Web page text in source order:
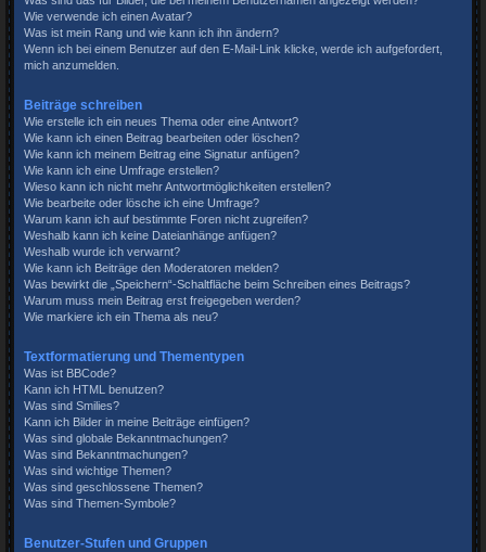
Wie verwende ich einen Avatar?
Was ist mein Rang und wie kann ich ihn ändern?
Wenn ich bei einem Benutzer auf den E-Mail-Link klicke, werde ich aufgefordert,
mich anzumelden.
Beiträge schreiben
Wie erstelle ich ein neues Thema oder eine Antwort?
Wie kann ich einen Beitrag bearbeiten oder löschen?
Wie kann ich meinem Beitrag eine Signatur anfügen?
Wie kann ich eine Umfrage erstellen?
Wieso kann ich nicht mehr Antwortmöglichkeiten erstellen?
Wie bearbeite oder lösche ich eine Umfrage?
Warum kann ich auf bestimmte Foren nicht zugreifen?
Weshalb kann ich keine Dateianhänge anfügen?
Weshalb wurde ich verwarnt?
Wie kann ich Beiträge den Moderatoren melden?
Was bewirkt die „Speichern“-Schaltfläche beim Schreiben eines Beitrags?
Warum muss mein Beitrag erst freigegeben werden?
Wie markiere ich ein Thema als neu?
Textformatierung und Thementypen
Was ist BBCode?
Kann ich HTML benutzen?
Was sind Smilies?
Kann ich Bilder in meine Beiträge einfügen?
Was sind globale Bekanntmachungen?
Was sind Bekanntmachungen?
Was sind wichtige Themen?
Was sind geschlossene Themen?
Was sind Themen-Symbole?
Benutzer-Stufen und Gruppen